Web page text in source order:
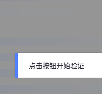
点击按钮开始验证